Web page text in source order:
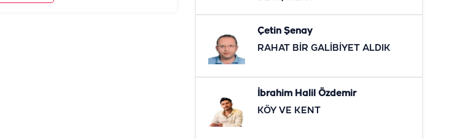
Çetin Şenay
RAHAT BİR GALİBİYET ALDIK
İbrahim Halil Özdemir
KÖY VE KENT